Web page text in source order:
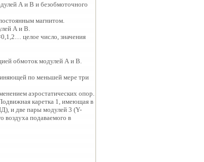
А и В и безобмоточного
магнитом.
А и В.
целое число, значения
обмоток модулей А и В.
по меньшей мере три
аэростатических опор.
каретка 1, имеющая в
и две пары модулей 3 (Y-
воздуха подаваемого в